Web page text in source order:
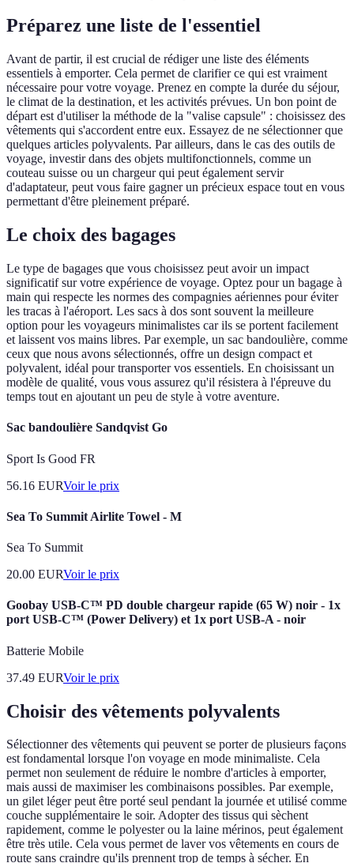
Préparez une liste de l'essentiel
Avant de partir, il est crucial de rédiger une liste des éléments
essentiels à emporter. Cela permet de clarifier ce qui est vraiment
nécessaire pour votre voyage. Prenez en compte la durée du séjour,
le climat de la destination, et les activités prévues. Un bon point de
départ est d'utiliser la méthode de la "valise capsule" : choisissez des
vêtements qui s'accordent entre eux. Essayez de ne sélectionner que
quelques articles polyvalents. Par ailleurs, dans le cas des outils de
voyage, investir dans des objets multifonctionnels, comme un
couteau suisse ou un chargeur qui peut également servir
d'adaptateur, peut vous faire gagner un précieux espace tout en vous
permettant d'être pleinement préparé.
Le choix des bagages
Le type de bagages que vous choisissez peut avoir un impact
significatif sur votre expérience de voyage. Optez pour un bagage à
main qui respecte les normes des compagnies aériennes pour éviter
les tracas à l'aéroport. Les sacs à dos sont souvent la meilleure
option pour les voyageurs minimalistes car ils se portent facilement
et laissent vos mains libres. Par exemple, un sac bandoulière, comme
ceux que nous avons sélectionnés, offre un design compact et
polyvalent, idéal pour transporter vos essentiels. En choisissant un
modèle de qualité, vous vous assurez qu'il résistera à l'épreuve du
temps tout en ajoutant un peu de style à votre aventure.
Sac bandoulière Sandqvist Go
Sport Is Good FR
56.16 EURVoir le prix
Sea To Summit Airlite Towel - M
Sea To Summit
20.00 EURVoir le prix
Goobay USB-C™ PD double chargeur rapide (65 W) noir - 1x
port USB-C™ (Power Delivery) et 1x port USB-A - noir
Batterie Mobile
37.49 EURVoir le prix
Choisir des vêtements polyvalents
Sélectionner des vêtements qui peuvent se porter de plusieurs façons
est fondamental lorsque l'on voyage en mode minimaliste. Cela
permet non seulement de réduire le nombre d'articles à emporter,
mais aussi de maximiser les combinaisons possibles. Par exemple,
un gilet léger peut être porté seul pendant la journée et utilisé comme
couche supplémentaire le soir. Adopter des tissus qui sèchent
rapidement, comme le polyester ou la laine mérinos, peut également
être très utile. Cela vous permet de laver vos vêtements en cours de
route sans craindre qu'ils prennent trop de temps à sécher. En